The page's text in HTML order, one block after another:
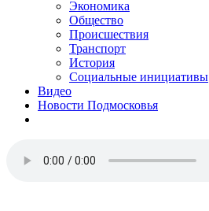
Экономика
Общество
Происшествия
Транспорт
История
Социальные инициативы
Видео
Новости Подмосковья